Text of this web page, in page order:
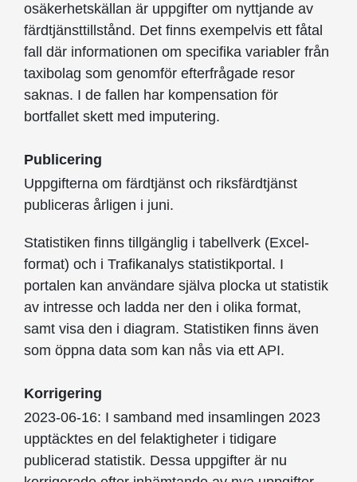
osäkerhetskällan är uppgifter om nyttjande av
färdtjänsttillstånd. Det finns exempelvis ett fåtal
fall där informationen om specifika variabler från
taxibolag som genomför efterfrågade resor
saknas. I de fallen har kompensation för
bortfallet skett med imputering.
Publicering
Uppgifterna om färdtjänst och riksfärdtjänst
publiceras årligen i juni.
Statistiken finns tillgänglig i tabellverk (Excel-
format) och i Trafikanalys statistikportal. I
portalen kan användare själva plocka ut statistik
av intresse och ladda ner den i olika format,
samt visa den i diagram. Statistiken finns även
som öppna data som kan nås via ett API.
Korrigering
2023-06-16: I samband med insamlingen 2023
upptäcktes en del felaktigheter i tidigare
publicerad statistik. Dessa uppgifter är nu